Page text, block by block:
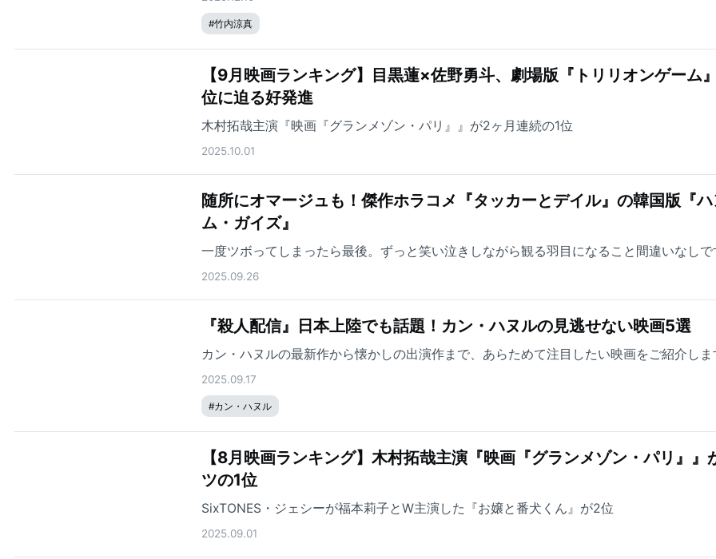
#竹内涼真
【9月映画ランキング】目黒蓮×佐野勇斗、劇場版『トリリオンゲーム
位に迫る好発進
木村拓哉主演『映画『グランメゾン・パリ』』が2ヶ月連続の1位
2025.10.01
随所にオマージュも！傑作ホラコメ『タッカーとデイル』の韓国版『
ム・ガイズ』
一度ツボってしまったら最後。ずっと笑い泣きしながら観る羽目になること間違いなしで
2025.09.26
『殺人配信』日本上陸でも話題！カン・ハヌルの見逃せない映画5選
カン・ハヌルの最新作から懐かしの出演作まで、あらためて注目したい映画をご紹介しま
2025.09.17
#カン・ハヌル
【8月映画ランキング】木村拓哉主演『映画『グランメゾン・パリ』』
ツの1位
SixTONES・ジェシーが福本莉子とW主演した『お嬢と番犬くん』が2位
2025.09.01